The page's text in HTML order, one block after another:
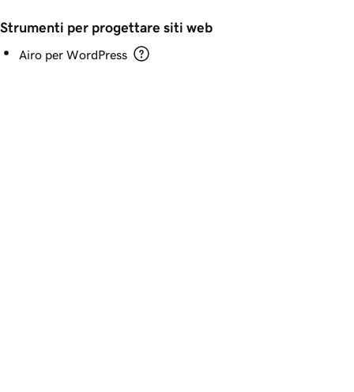
Strumenti per progettare siti web
Airo per WordPress